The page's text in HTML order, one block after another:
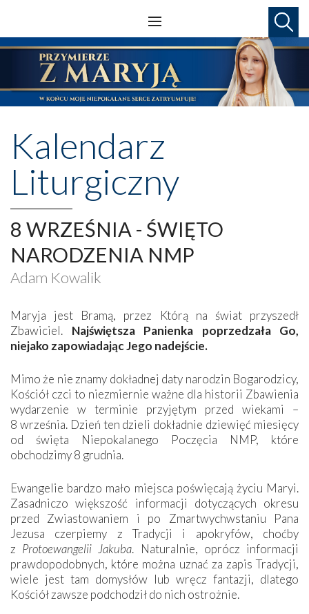
Kalendarz
Liturgiczny
8 WRZEŚNIA - ŚWIĘTO
NARODZENIA NMP
Adam Kowalik
Maryja jest Bramą, przez Którą na świat przyszedł
Zbawiciel. Najświętsza Panienka poprzedzała Go,
niejako zapowiadając Jego ­nadejście.
Mimo że nie znamy dokładnej daty narodzin Bogarodzicy,
Kościół czci to niezmiernie ważne dla historii Zbawienia
wydarzenie w terminie przyjętym przed wiekami –
8 września. Dzień ten dzieli dokładnie dziewięć miesięcy
od święta Niepokalanego Poczęcia NMP, które
obchodzimy 8 ­grudnia.
Ewangelie bardzo mało miejsca poświęcają życiu Maryi.
Zasadniczo większość informacji dotyczących okresu
przed Zwiastowaniem i po Zmartwychwstaniu Pana
Jezusa czerpiemy z Tradycji i apokryfów, choćby
z Protoewangelii Jakuba. Naturalnie, oprócz informacji
prawdopodobnych, które można uznać za zapis Tradycji,
wiele jest tam domysłów lub wręcz fantazji, dlatego
Kościół zawsze podchodził do nich ostrożnie.